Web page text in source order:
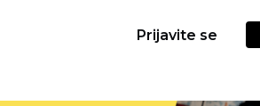
Prijavite se